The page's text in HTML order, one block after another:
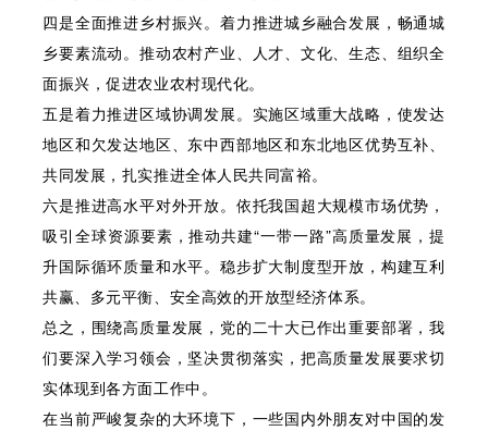
四是全面推进乡村振兴。着力推进城乡融合发展，畅通城
乡要素流动。推动农村产业、人才、文化、生态、组织全
面振兴，促进农业农村现代化。
五是着力推进区域协调发展。实施区域重大战略，使发达
地区和欠发达地区、东中西部地区和东北地区优势互补、
共同发展，扎实推进全体人民共同富裕。
六是推进高水平对外开放。依托我国超大规模市场优势，
吸引全球资源要素，推动共建“一带一路”高质量发展，提
升国际循环质量和水平。稳步扩大制度型开放，构建互利
共赢、多元平衡、安全高效的开放型经济体系。
总之，围绕高质量发展，党的二十大已作出重要部署，我
们要深入学习领会，坚决贯彻落实，把高质量发展要求切
实体现到各方面工作中。
在当前严峻复杂的大环境下，一些国内外朋友对中国的发